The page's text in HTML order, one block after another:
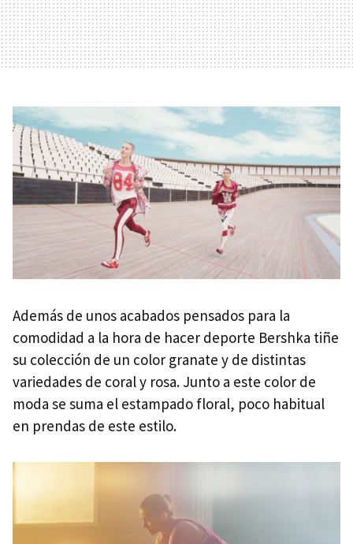
Además de unos acabados pensados para la
comodidad a la hora de hacer deporte Bershka tiñe
su colección de un color granate y de distintas
variedades de coral y rosa. Junto a este color de
moda se suma el estampado floral, poco habitual
en prendas de este estilo.